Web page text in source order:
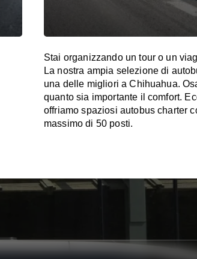
Stai organizzando un tour o un
La nostra ampia selezione di
una delle migliori a Chihuahua.
quanto sia importante il comfort.
offriamo spaziosi autobus charter
massimo di 50 posti.